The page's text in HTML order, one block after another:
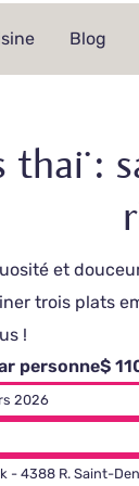
Blog
thaï :
et
trois plats
!
personne$
2026
- 4388 R. Saint-